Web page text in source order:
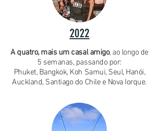
2022
A quatro, mais um casal amigo, ao longo de
5 semanas, passando por:
Phuket, Bangkok, Koh Samui, Seul, Hanói,
Auckland, Santiago do Chile e Nova Iorque.